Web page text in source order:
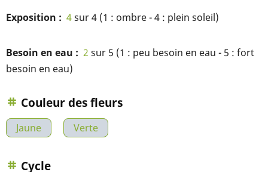
Exposition
4sur 4 (1 : ombre - 4 : plein soleil)
Besoin en eau 2 sur 5 (1 : peu besoin en eau - 5 : fort
besoin en eau)
Couleur des fleurs
Jaune Verte
Cycle